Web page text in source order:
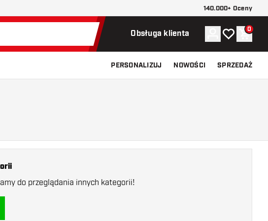
140.000+ Oceny
Obsługa klienta Konto
Moja listaKoszyk
0
PERSONALIZUJ NOWOŚCI SPRZEDAŻ
do przeglądania innych kategorii!